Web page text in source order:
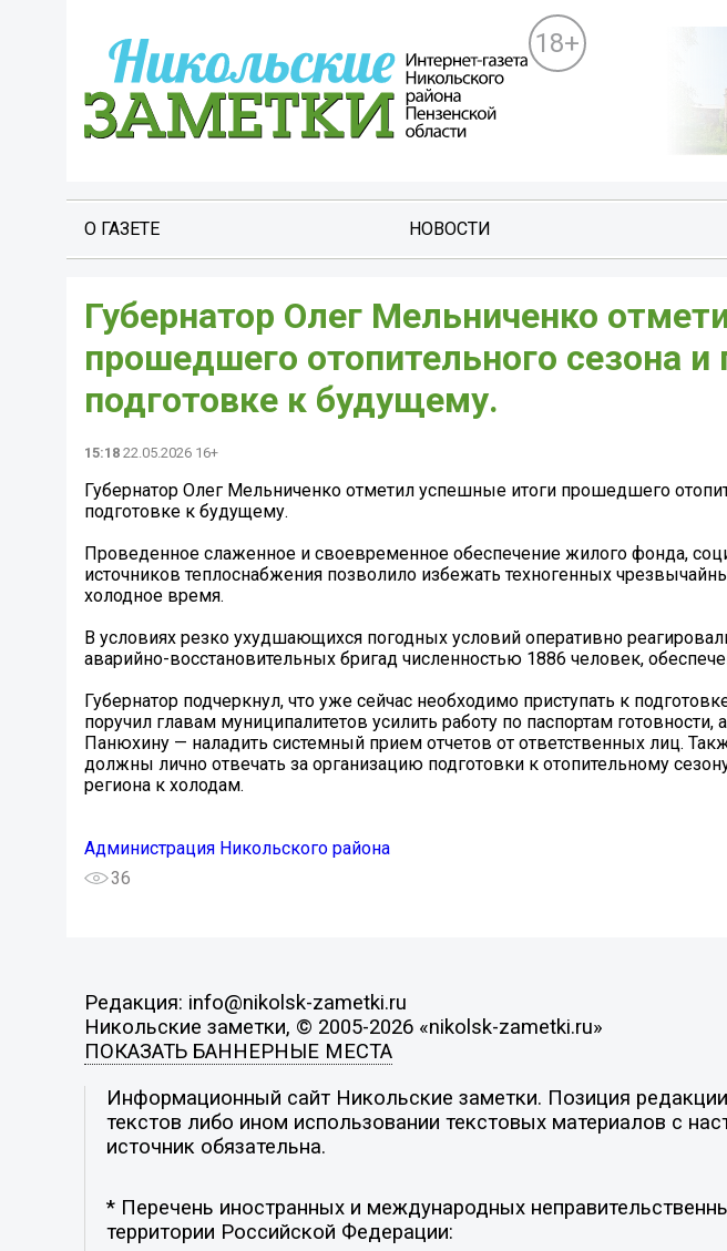
18+
О ГАЗЕТЕ НОВОСТИ
Губернатор Олег Мельниченко
прошедшего отопительного сезона и
подготовке к будущему.
15:18 22.05.2026 16+
Губернатор Олег Мельниченко отметил успешные итоги прошедшего
подготовке к будущему.
Проведенное слаженное и своевременное обеспечение жилого фонда,
источников теплоснабжения позволило избежать техногенных
холодное время.
В условиях резко ухудшающихся погодных условий оперативно
аварийно-восстановительных бригад численностью 1886 человек,
Губернатор подчеркнул, что уже сейчас необходимо приступать к
поручил главам муниципалитетов усилить работу по паспортам
Панюхину — наладить системный прием отчетов от ответственных лиц.
должны лично отвечать за организацию подготовки к отопительному
региона к холодам.
Администрация Никольского района
36
Редакция: info@nikolsk-zametki.ru
Никольские заметки, © 2005-2026 «nikolsk-zametki.ru»
ПОКАЗАТЬ БАННЕРНЫЕ МЕСТА
Информационный сайт Никольские заметки. Позиция
текстов либо ином использовании текстовых материалов с
источник обязательна.
* Перечень иностранных и международных
территории Российской Федерации: